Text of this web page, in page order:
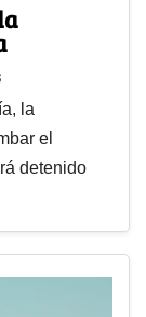
la
el
detenido